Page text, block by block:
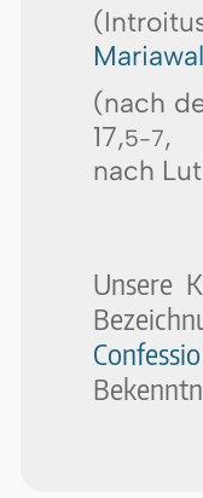
(nach
17,5-7,
nach
Unsere